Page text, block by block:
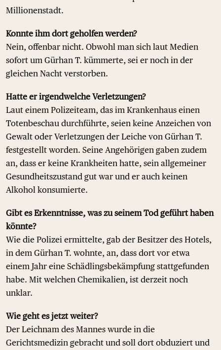
Millionenstadt.
Konnte ihm dort geholfen werden?
Nein, offenbar nicht. Obwohl man sich laut Medien
sofort um Gürhan T. kümmerte, sei er noch in der
gleichen Nacht verstorben.
Hatte er irgendwelche Verletzungen?
Laut einem Polizeiteam, das im Krankenhaus einen
Totenbeschau durchführte, seien keine Anzeichen von
Gewalt oder Verletzungen der Leiche von Gürhan T.
festgestellt worden. Seine Angehörigen gaben zudem
an, dass er keine Krankheiten hatte, sein allgemeiner
Gesundheitszustand gut war und er auch keinen
Alkohol konsumierte.
Gibt es Erkenntnisse, was zu seinem Tod geführt haben
könnte?
Wie die Polizei ermittelte, gab der Besitzer des Hotels,
in dem Gürhan T. wohnte, an, dass dort vor etwa
einem Jahr eine Schädlingsbekämpfung stattgefunden
habe. Mit welchen Chemikalien, ist derzeit noch
unklar.
Wie geht es jetzt weiter?
Der Leichnam des Mannes wurde in die
Gerichtsmedizin gebracht und soll dort obduziert und